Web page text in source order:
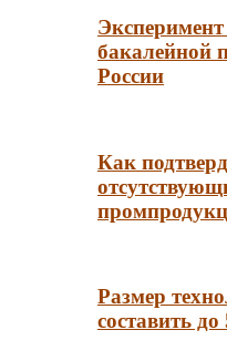
бакалейной
России
Как
Размер
составить